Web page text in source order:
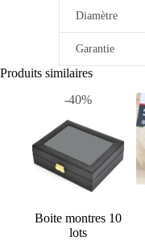
Diamètre
Garantie
Produits similaires
-40%
Boite montres 10
lots